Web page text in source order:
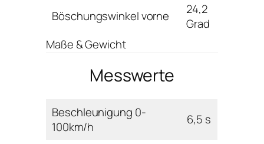
Böschungswinkel vorne
24,2
Grad
Maße & Gewicht
Messwerte
Beschleunigung 0-
100km/h
6,5 s